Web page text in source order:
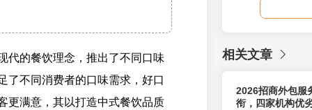
代的餐饮理念，推出了不同口味
了不同消费者的口味需求，好口
更满意，其以打造中式餐饮品质
相关文章
2026招商外包服
衔，四家机构优